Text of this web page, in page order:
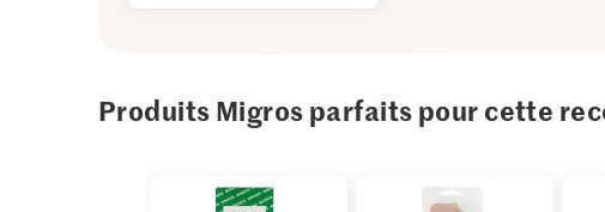
Produits Migros parfaits pour cette